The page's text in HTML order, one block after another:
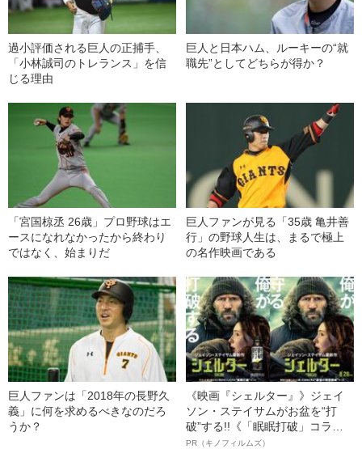
過小評価される巨人の正捕手、
「小林誠司のトレランス」を信
じる理由
巨人と日本ハム、ルーキーの“就
職先”としてどちらが得か？
「宮国椋丞 26歳」プロ野球はエ
ースになれなかったから終わり
ではなく、始まりだ
巨人ファンが見る「35歳 亀井善
行」の野球人生は、まるで極上
の名作映画である
巨人ファンは「2018年の長野久
義」に何を求めるべきなのだろ
うか？
《映画『シェルター』》ジェイ
ソン・ステイサムがお盆を“打
破”する!!《「眠眠打破」コラ
ボ》
PR（キノフィルムズ）